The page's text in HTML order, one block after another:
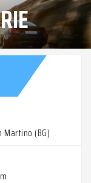
Martino (BG)